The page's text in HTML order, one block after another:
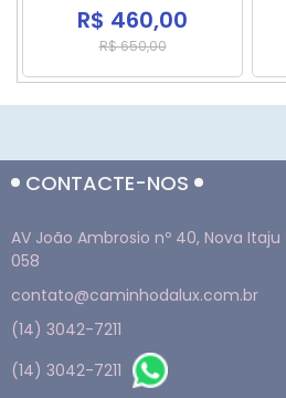
R$ 460,00
R$ 650,00
CONTACTE-NOS
AV João Ambrosio nº 40, Nova
058
contato@caminhodalux.com.br
(14) 3042-7211
(14) 3042-7211